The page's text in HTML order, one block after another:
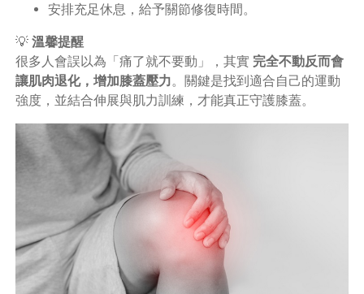
安排充足休息，給予關節修復時間。
💡 溫馨提醒
很多人會誤以為「痛了就不要動」，其實 完全不動反而會
讓肌肉退化，增加膝蓋壓力。關鍵是找到適合自己的運動
強度，並結合伸展與肌力訓練，才能真正守護膝蓋。